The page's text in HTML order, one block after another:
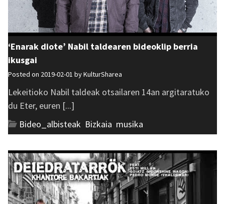
‘Enarak diote’ Nabil taldearen bideoklip berria
ikusgai
Posted on 2019-02-01 byKulturSharea
Lekeitioko Nabil taldeak otsailaren 14an argitaratuko
du Eter, euren [...]
Bideo_albisteak Bizkaia musika